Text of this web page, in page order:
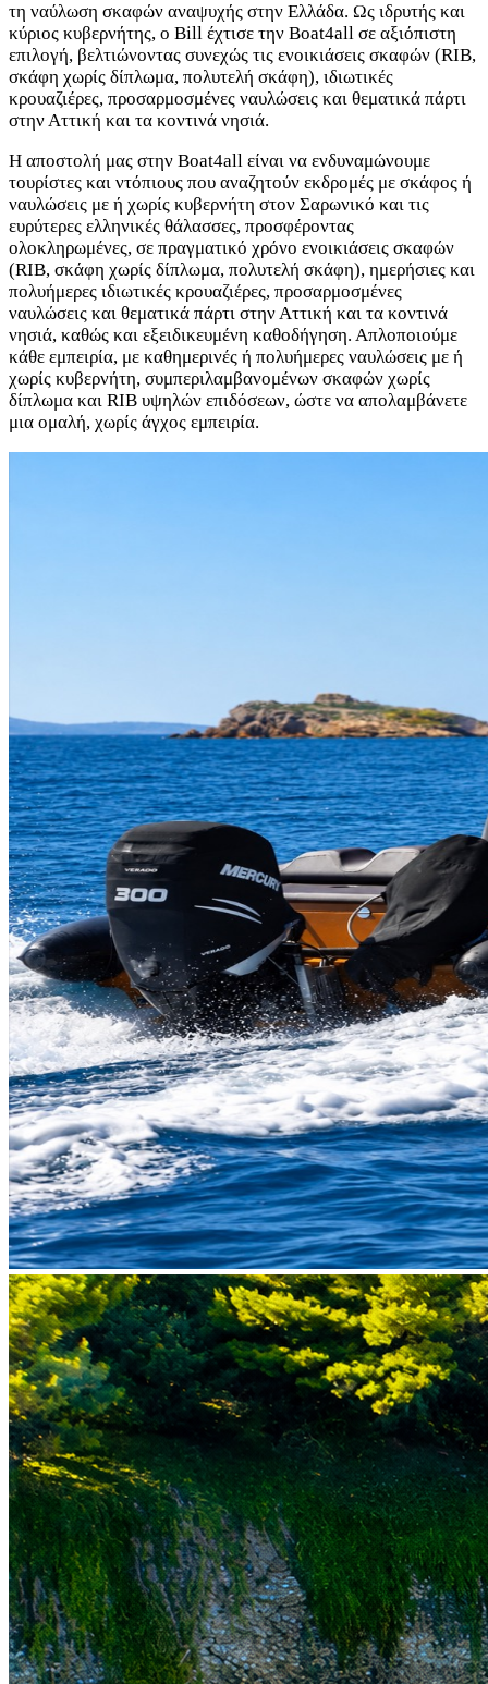
τη ναύλωση σκαφών αναψυχής στην Ελλάδα. Ως ιδρυτής και
κύριος κυβερνήτης, ο Bill έχτισε την Boat4all σε αξιόπιστη
επιλογή, βελτιώνοντας συνεχώς τις ενοικιάσεις σκαφών (RIB,
σκάφη χωρίς δίπλωμα, πολυτελή σκάφη), ιδιωτικές
κρουαζιέρες, προσαρμοσμένες ναυλώσεις και θεματικά πάρτι
στην Αττική και τα κοντινά νησιά.
Η αποστολή μας στην Boat4all είναι να ενδυναμώνουμε
τουρίστες και ντόπιους που αναζητούν εκδρομές με σκάφος ή
ναυλώσεις με ή χωρίς κυβερνήτη στον Σαρωνικό και τις
ευρύτερες ελληνικές θάλασσες, προσφέροντας
ολοκληρωμένες, σε πραγματικό χρόνο ενοικιάσεις σκαφών
(RIB, σκάφη χωρίς δίπλωμα, πολυτελή σκάφη), ημερήσιες και
πολυήμερες ιδιωτικές κρουαζιέρες, προσαρμοσμένες
ναυλώσεις και θεματικά πάρτι στην Αττική και τα κοντινά
νησιά, καθώς και εξειδικευμένη καθοδήγηση. Απλοποιούμε
κάθε εμπειρία, με καθημερινές ή πολυήμερες ναυλώσεις με ή
χωρίς κυβερνήτη, συμπεριλαμβανομένων σκαφών χωρίς
δίπλωμα και RIB υψηλών επιδόσεων, ώστε να απολαμβάνετε
μια ομαλή, χωρίς άγχος εμπειρία.